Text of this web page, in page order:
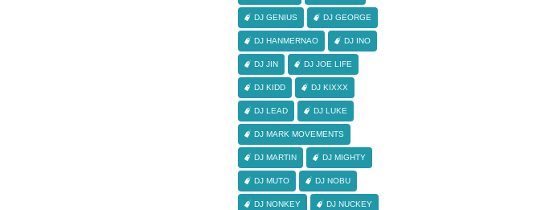
DJ GENIUS DJ GEORGE
DJ HANMERNAO DJ INO
DJ JIN DJ JOE LIFE
DJ KIDD DJ KIXXX
DJ LEAD DJ LUKE
DJ MARK MOVEMENTS
DJ MARTIN DJ MIGHTY
DJ MUTO DJ NOBU
DJ NONKEY DJ NUCKEY